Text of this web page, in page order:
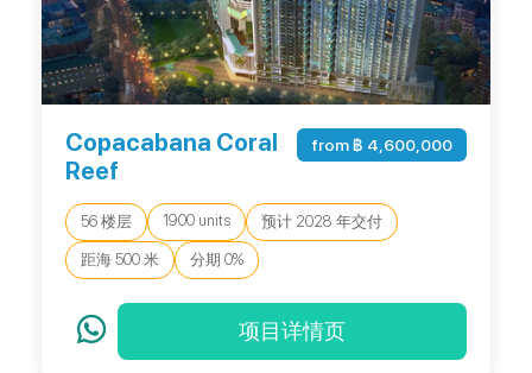
Copacabana Coral
Reef
from ฿ 4,600,000
56 楼层 1900 units 预计 2028 年交付
距海 500 米 分期 0%
项目详情页